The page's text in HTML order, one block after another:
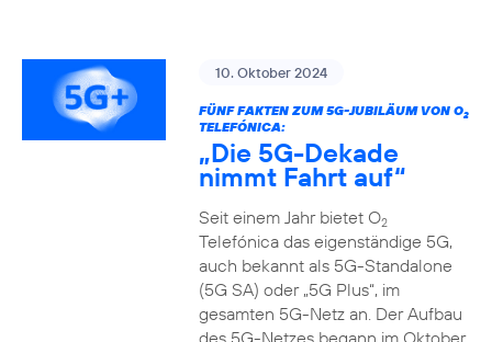
10. Oktober 2024
FÜNF FAKTEN ZUM 5G-JUBILÄUM VON O2
TELEFÓNICA:
„Die 5G-Dekade
nimmt Fahrt auf“
Seit einem Jahr bietet O2
Telefónica das eigenständige 5G,
auch bekannt als 5G-Standalone
(5G SA) oder „5G Plus“, im
gesamten 5G-Netz an. Der Aufbau
des 5G-Netzes begann im Oktober